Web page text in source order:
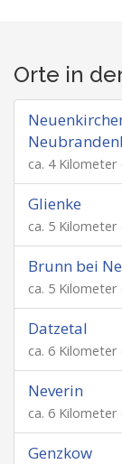
Orte in
ca. 4
Glienke
ca. 5
Brunn bei
ca. 5
Datzetal
ca. 6
Neverin
ca. 6
Genzkow